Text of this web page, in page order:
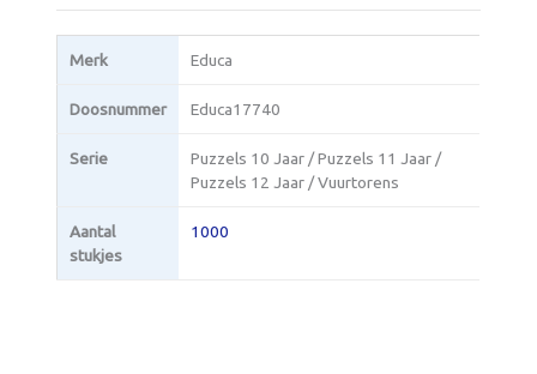
Merk Educa
Doosnummer Educa17740
Serie
Puzzels 10 Jaar / Puzzels 11 Jaar /
Puzzels 12 Jaar / Vuurtorens
Aantal
stukjes
1000